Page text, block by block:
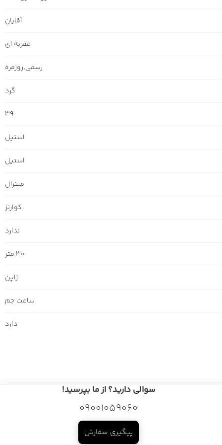
آقایان
عقربه ای
رسمی,روزمره
گرد
39
استیل
استیل
مینرال
کوارتز
ندارد
30 متر
ژاپن
ساعت جم
دارد
سوالی دارید؟ از ما بپرسید!
09001059060
پیگیری سفارش